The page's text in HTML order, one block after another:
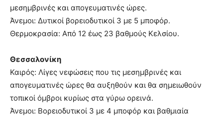
μεσημβρινές και απογευματινές ώρες.
Άνεμοι: Δυτικοί βορειοδυτικοί 3 με 5 μποφόρ.
Θερμοκρασία: Από 12 έως 23 βαθμούς Κελσίου.
Θεσσαλονίκη
Καιρός: Λίγες νεφώσεις που τις μεσημβρινές και
απογευματινές ώρες θα αυξηθούν και θα σημειωθούν
τοπικοί όμβροι κυρίως στα γύρω ορεινά.
Άνεμοι: Βορειοδυτικοί 3 με 4 μποφόρ και βαθμιαία